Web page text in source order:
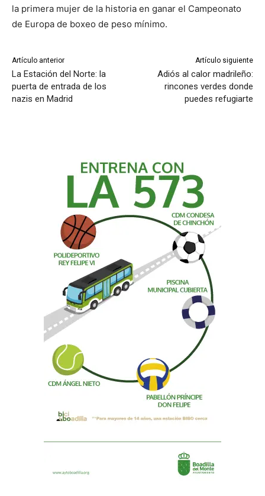
la primera mujer de la historia en ganar el Campeonato
de Europa de boxeo de peso mínimo.
Artículo anterior
La Estación del Norte: la
puerta de entrada de los
nazis en Madrid
Artículo siguiente
Adiós al calor madrileño:
rincones verdes donde
puedes refugiarte